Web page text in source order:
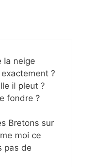
la neige
?
il pleut ?
fondre ?
Bretons sur
moi ce
pas de